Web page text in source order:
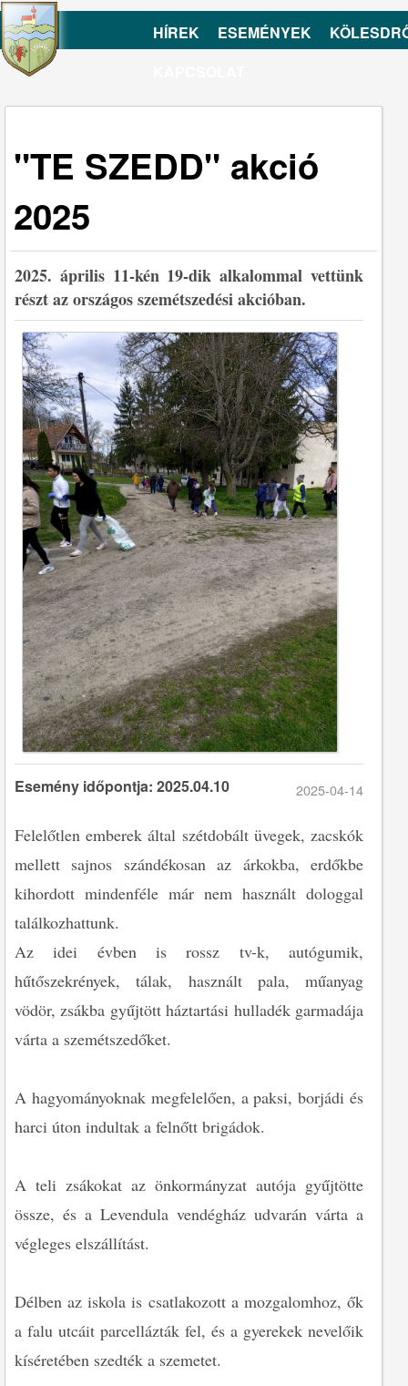
HÍREK ESEMÉNYEK
"TE SZEDD" akció
2025
2025. április 11-kén 19-dik alkalommal vettünk
részt az országos szemétszedési akcióban.
Esemény időpontja: 2025.04.10 2025-04-14
Felelőtlen emberek által szétdobált üvegek, zacskók
mellett sajnos szándékosan az árkokba, erdőkbe
kihordott mindenféle már nem használt dologgal
találkozhattunk.
Az idei évben is rossz tv-k, autógumik,
hűtőszekrények, tálak, használt pala, műanyag
vödör, zsákba gyűjtött háztartási hulladék garmadája
várta a szemétszedőket.
A hagyományoknak megfelelően, a paksi, borjádi és
harci úton indultak a felnőtt brigádok.
A teli zsákokat az önkormányzat autója gyűjtötte
össze, és a Levendula vendégház udvarán várta a
végleges elszállítást.
Délben az iskola is csatlakozott a mozgalomhoz, ők
a falu utcáit parcellázták fel, és a gyerekek nevelőik
kíséretében szedték a szemetet.